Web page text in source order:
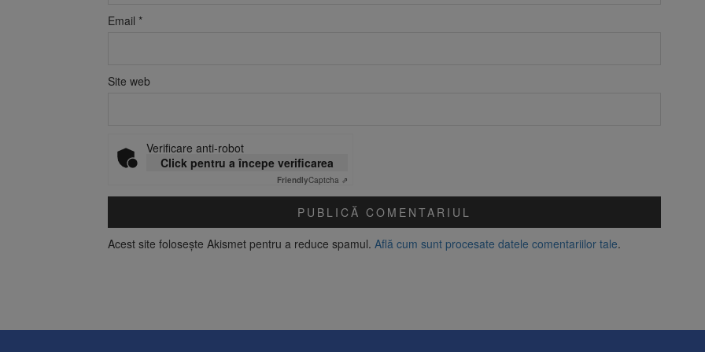
Email *
Site web
Verificare anti-robot
Click pentru a începe verificarea
FriendlyCaptcha ⇗
Acest site folosește Akismet pentru a reduce spamul. Află cum sunt procesate datele comentariilor tale.